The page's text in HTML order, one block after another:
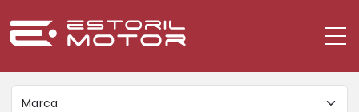
Marca